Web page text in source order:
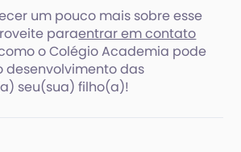
um pouco mais sobre esse
paraentrar em contato
o Colégio Academia pode
desenvolvimento das
seu(sua) filho(a)!